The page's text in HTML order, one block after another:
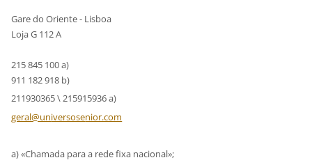
Gare do Oriente - Lisboa
Loja G 112 A
215 845 100 a)
911 182 918 b)
211930365 \ 215915936 a)
geral@universosenior.com
a) «Chamada para a rede fixa nacional»;